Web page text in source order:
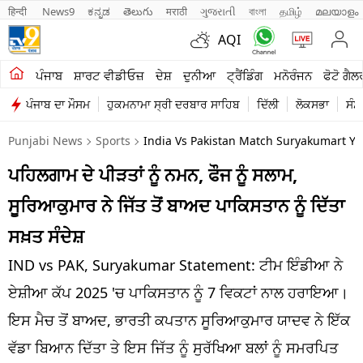
हिन्दी News9 ಕನ್ನಡ తెలుగు मराठी ગુજરાતી বাংলা தமிழ் മലയാളം
AQI
ਪੰਜਾਬ ਸ਼ਾਰਟ ਵੀਡੀਓਜ਼ ਦੇਸ਼ ਦੁਨੀਆ ਟ੍ਰੈਂਡਿੰਗ ਮਨੋਰੰਜਨ ਫੋਟੋ
ਪੰਜਾਬ ਦਾ ਮੌਸਮ ਹੁਕਮਨਾਮਾ ਸ੍ਰੀ ਦਰਬਾਰ ਸਾਹਿਬ ਦਿੱਲੀ ਲੋਕਸਭਾ
ਖੇਤੀਬਾੜੀ
ਸ਼ਾਰਟ ਵੀਡੀਓਜ਼
ਕਾਰੋਬਾਰ
ਕਰਿਅਰ
ਮਨੋਰੰਜਨ
ਦੇਸ਼
ਲਾਈਫ ਸਟਾਈਲ
ਪੰਜਾਬ
Punjabi News Sports India Vs Pakistan Match Suryakumart
ਪਹਿਲਗਾਮ ਦੇ ਪੀੜਤਾਂ ਨੂੰ ਨਮਨ, ਫੌਜ ਨੂੰ ਸਲਾਮ,
ਸੂਰਿਆਕੁਮਾਰ ਨੇ ਜਿੱਤ ਤੋਂ ਬਾਅਦ ਪਾਕਿਸਤਾਨ ਨੂੰ ਦਿੱਤਾ
ਸਖ਼ਤ ਸੰਦੇਸ਼
IND vs PAK, Suryakumar Statement: ਟੀਮ ਇੰਡੀਆ ਨੇ
ਏਸ਼ੀਆ ਕੱਪ 2025 'ਚ ਪਾਕਿਸਤਾਨ ਨੂੰ 7 ਵਿਕਟਾਂ ਨਾਲ ਹਰਾਇਆ।
ਇਸ ਮੈਚ ਤੋਂ ਬਾਅਦ, ਭਾਰਤੀ ਕਪਤਾਨ ਸੂਰਿਆਕੁਮਾਰ ਯਾਦਵ ਨੇ ਇੱਕ
ਵੱਡਾ ਬਿਆਨ ਦਿੱਤਾ ਤੇ ਇਸ ਜਿੱਤ ਨੂੰ ਸੁਰੱਖਿਆ ਬਲਾਂ ਨੂੰ ਸਮਰਪਿਤ